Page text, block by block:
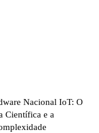
Nacional IoT: O
Científica e a